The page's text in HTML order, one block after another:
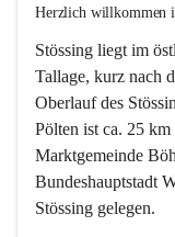
Herzlich willkommen
Stössing liegt im
Tallage, kurz nach
Oberlauf des
Pölten ist ca. 25
Marktgemeinde
Bundeshauptstadt
Stössing gelegen.